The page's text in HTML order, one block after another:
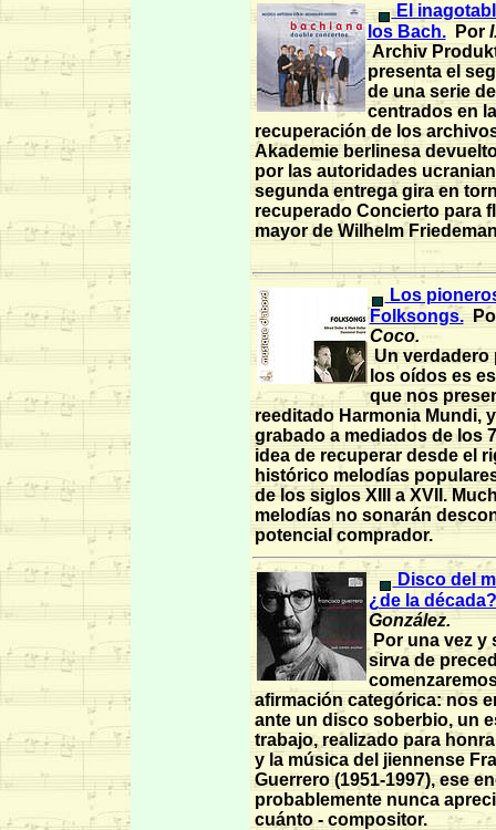
El
los Bach.
Por
Archiv
presenta el
de una serie
centrados en la
recuperación de los
Akademie berlinesa
por las autoridades
segunda entrega gira en
recuperado Concierto para
mayor de Wilhelm
Los
Folksongs.
Coco.
Un verdadero
los oídos es
que nos
reeditado Harmonia Mundi,
grabado a mediados de los
idea de recuperar desde el
histórico melodías
de los siglos XIII a XVII.
melodías no sonarán
potencial comprador.
Disco del
¿de la década?
González.
Por una vez y
sirva de
afirmación categórica: nos
ante un disco soberbio, un
trabajo, realizado para
y la música del jiennense
Guerrero (1951-1997), ese
probablemente nunca
cuánto - compositor.